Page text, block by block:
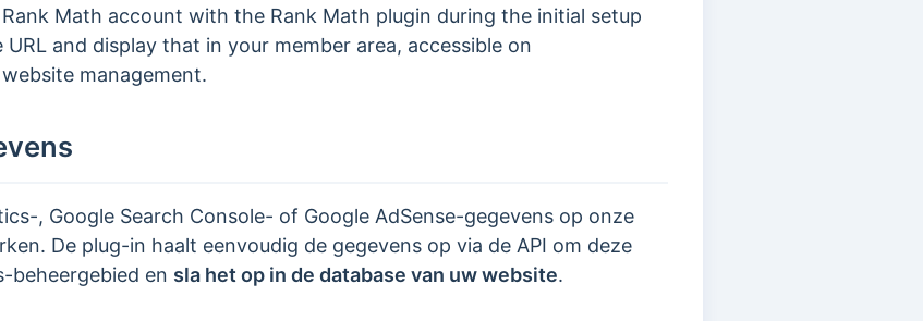
Math account with the Rank Math plugin during the initial setup
and display that in your member area, accessible on
management.
, Google Search Console- of Google AdSense-gegevens op onze
De plug-in haalt eenvoudig de gegevens op via de API om deze
beheergebied en sla het op in de database van uw website.